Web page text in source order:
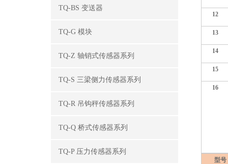
TQ-BS 变送器
TQ-G 模块
TQ-Z 轴销式传感器系列
TQ-S 三梁侧力传感器系列
TQ-R 吊钩秤传感器系列
TQ-Q 桥式传感器系列
TQ-P 压力传感器系列
12
13
14
15
16
型号